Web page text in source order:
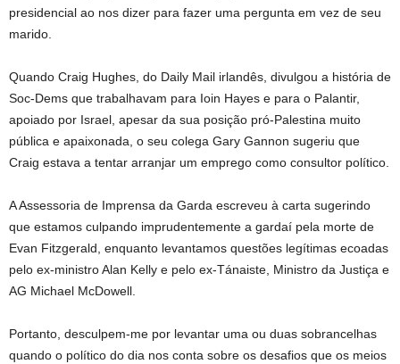
presidencial ao nos dizer para fazer uma pergunta em vez de seu
marido.
Quando Craig Hughes, do Daily Mail irlandês, divulgou a história de
Soc-Dems que trabalhavam para Ioin Hayes e para o Palantir,
apoiado por Israel, apesar da sua posição pró-Palestina muito
pública e apaixonada, o seu colega Gary Gannon sugeriu que
Craig estava a tentar arranjar um emprego como consultor político.
A Assessoria de Imprensa da Garda escreveu à carta sugerindo
que estamos culpando imprudentemente a gardaí pela morte de
Evan Fitzgerald, enquanto levantamos questões legítimas ecoadas
pelo ex-ministro Alan Kelly e pelo ex-Tánaiste, Ministro da Justiça e
AG Michael McDowell.
Portanto, desculpem-me por levantar uma ou duas sobrancelhas
quando o político do dia nos conta sobre os desafios que os meios